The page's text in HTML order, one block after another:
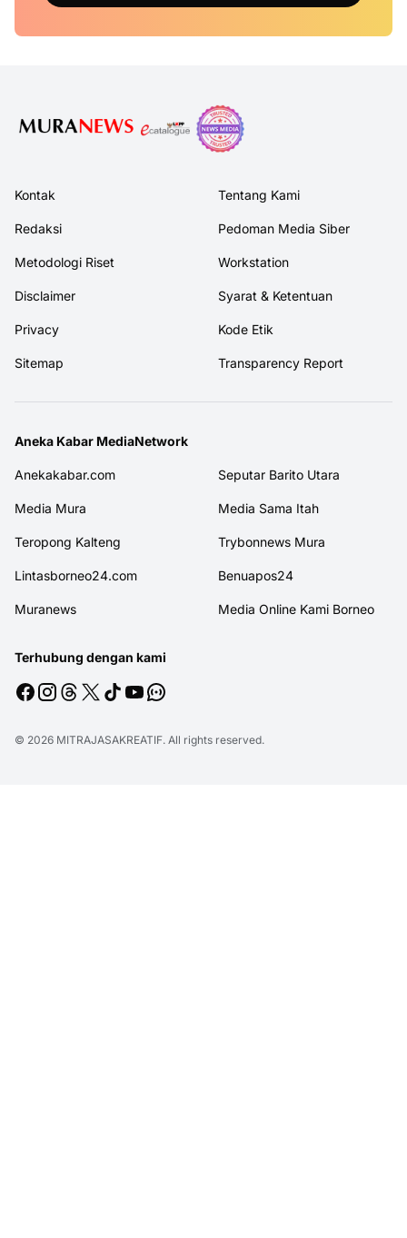
Kontak Tentang Kami
Redaksi Pedoman Media Siber
Metodologi Riset Workstation
Disclaimer Syarat & Ketentuan
Privacy Kode Etik
Sitemap Transparency Report
Aneka Kabar MediaNetwork
Anekakabar.com Seputar Barito Utara
Media Mura Media Sama Itah
Teropong Kalteng Trybonnews Mura
Lintasborneo24.com Benuapos24
Muranews Media Online Kami Borneo
Terhubung dengan kami
© 2026 MITRAJASAKREATIF. All rights reserved.